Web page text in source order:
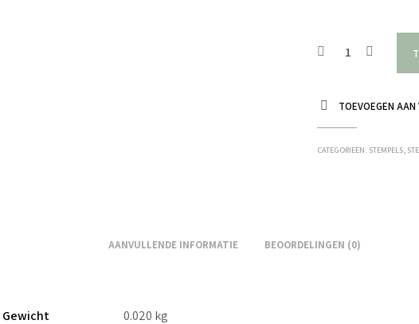
TOEVOEGEN
CATEGORIEËN: STEMPELS,
AANVULLENDE INFORMATIE BEOORDELINGEN (0)
Gewicht 0.020 kg